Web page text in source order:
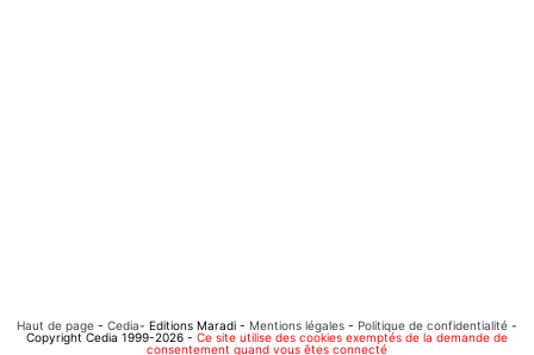
Haut de page - Cedia- Editions Maradi - Mentions légales - Politique de confidentialité -
Copyright Cedia 1999-2026 - Ce site utilise des cookies exemptés de la demande de
consentement quand vous êtes connecté